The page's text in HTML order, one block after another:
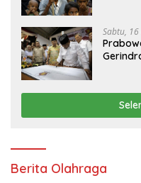
Sabtu,
Berita Olahraga